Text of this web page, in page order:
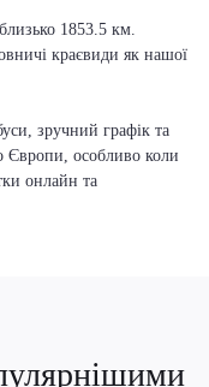
1853.5 км.
краєвиди як нашої
зручний графік та
Європи, особливо коли
онлайн та